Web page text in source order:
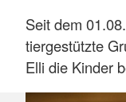
Seit dem
tiergestützte
Elli die Kinder